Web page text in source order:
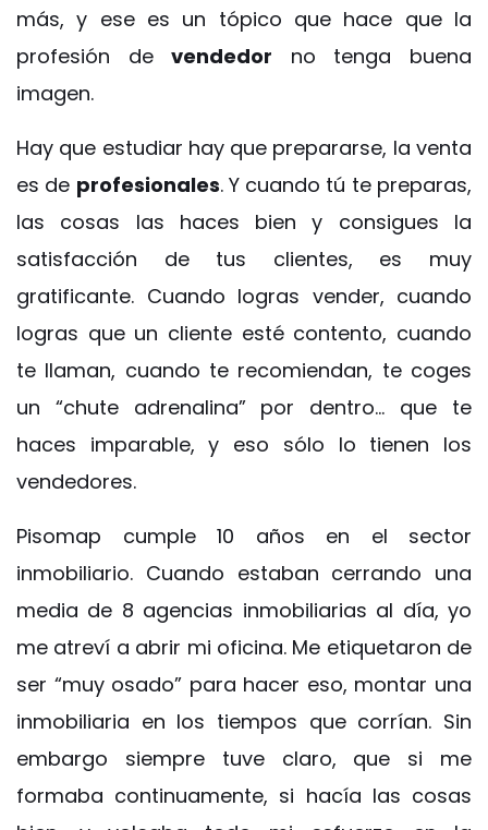
más, y ese es un tópico que hace que la
profesión devendedor no tenga buena
imagen.
Hay que estudiar hay que prepararse, la venta
es de profesionales. Y cuando tú te preparas,
las cosas las haces bien y consigues la
satisfacción de tus clientes, es muy
gratificante. Cuando logras vender, cuando
logras que un cliente esté contento, cuando
te llaman, cuando te recomiendan, te coges
un “chute adrenalina” por dentro… que te
haces imparable, y eso sólo lo tienen los
vendedores.
Pisomap cumple 10 años en el sector
inmobiliario. Cuando estaban cerrando una
media de 8 agencias inmobiliarias al día, yo
me atreví a abrir mi oficina. Me etiquetaron de
ser “muy osado” para hacer eso, montar una
inmobiliaria en los tiempos que corrían. Sin
embargo siempre tuve claro, que si me
formaba continuamente, si hacía las cosas